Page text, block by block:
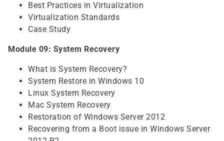
Best Practices in Virtualization
Virtualization Standards
Case Study
Module 09: System Recovery
What is System Recovery?
System Restore in Windows 10
Linux System Recovery
Mac System Recovery
Restoration of Windows Server 2012
Recovering from a Boot issue in Windows Server